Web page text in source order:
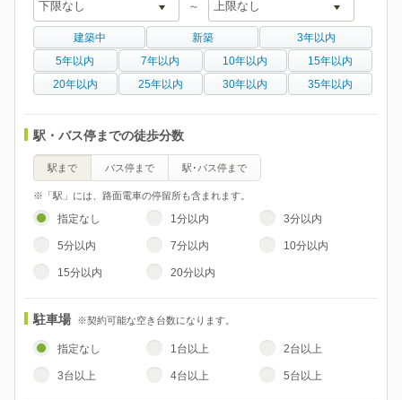
～
建築中 新築
3年以内
5年以内
7年以内 10年以内
15年以内
20年以内
25年以内 30年以内 35年以内
駅・バス停までの徒歩分数
駅まで バス停まで 駅･バス停まで
指定なし 1分以内 3分以内
5分以内 7分以内 10分以内
15分以内 20分以内
※「駅」には、路面電車の停留所も含まれます。
駐車場 ※契約可能な空き台数になります。
指定なし 1台以上 2台以上
3台以上 4台以上 5台以上